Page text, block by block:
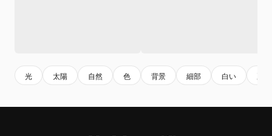
光 太陽 自然 色 背景 細部 白い